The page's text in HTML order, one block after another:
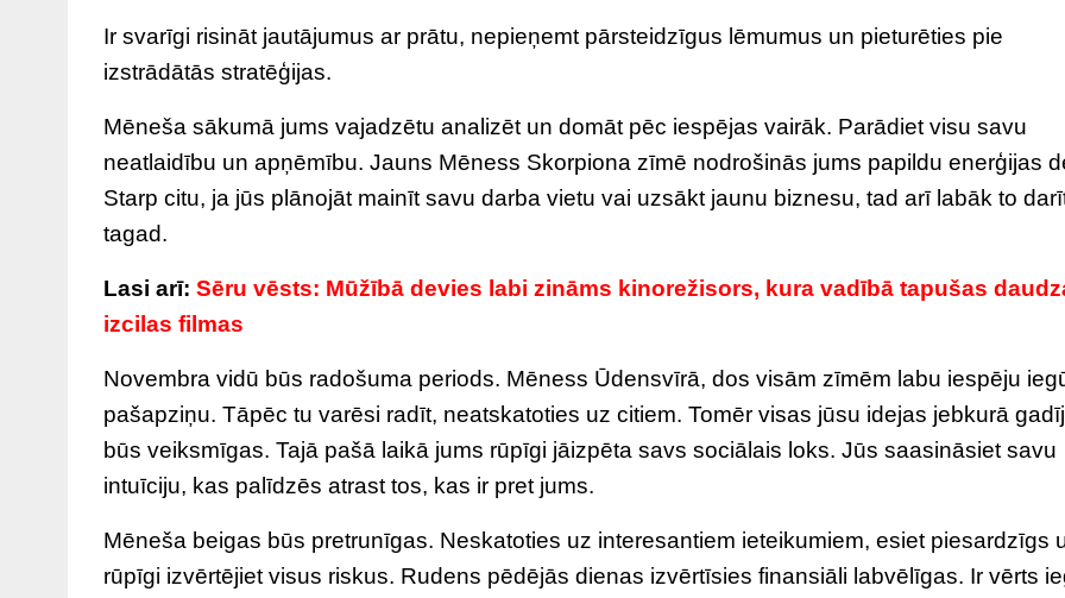
Ir svarīgi risināt jautājumus ar prātu, nepieņemt pārsteidzīgus lēmumus un pieturēties pie
izstrādātās stratēģijas.
Mēneša sākumā jums vajadzētu analizēt un domāt pēc iespējas vairāk. Parādiet visu savu
neatlaidību un apņēmību. Jauns Mēness Skorpiona zīmē nodrošinās jums papildu enerģijas
Starp citu, ja jūs plānojāt mainīt savu darba vietu vai uzsākt jaunu biznesu, tad arī labāk to
tagad.
Lasi arī: Sēru vēsts: Mūžībā devies labi zināms kinorežisors, kura vadībā tapušas
izcilas filmas
Novembra vidū būs radošuma periods. Mēness Ūdensvīrā, dos visām zīmēm labu iespēju
pašapziņu. Tāpēc tu varēsi radīt, neatskatoties uz citiem. Tomēr visas jūsu idejas jebkurā
būs veiksmīgas. Tajā pašā laikā jums rūpīgi jāizpēta savs sociālais loks. Jūs saasināsiet savu
intuīciju, kas palīdzēs atrast tos, kas ir pret jums.
Mēneša beigas būs pretrunīgas. Neskatoties uz interesantiem ieteikumiem, esiet piesardzīgs
rūpīgi izvērtējiet visus riskus. Rudens pēdējās dienas izvērtīsies finansiāli labvēlīgas. Ir vērts